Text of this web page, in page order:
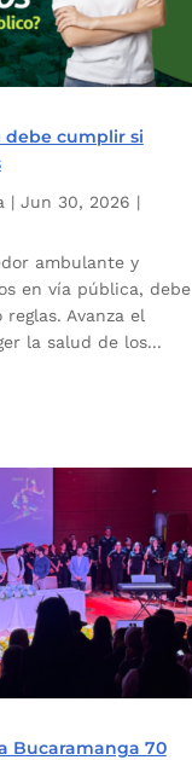
debe cumplir si
| Jun 30, 2026 |
ambulante y
en vía pública, debe
Avanza el
la salud de los...
Bucaramanga 70